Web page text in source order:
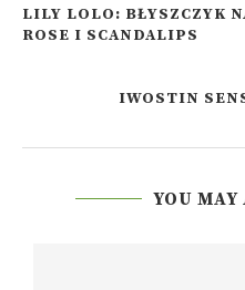
LILY LOLO: BŁYSZCZYK
ROSE I SCANDALIPS
IWOSTIN
YOU